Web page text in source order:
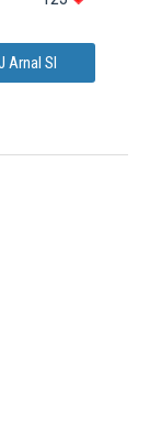
Arnal Sl